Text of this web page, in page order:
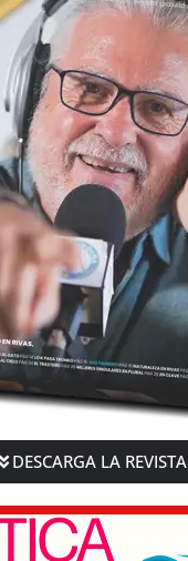
DESCARGA LA REVISTA